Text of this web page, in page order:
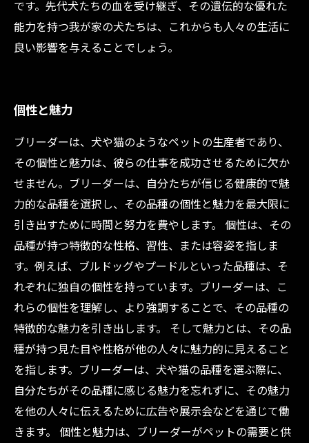
です。先代犬たちの血を受け継ぎ、その遺伝的な優れた
能力を持つ我が家の犬たちは、これからも人々の生活に
良い影響を与えることでしょう。
個性と魅力
ブリーダーは、犬や猫のようなペットの生産者であり、
その個性と魅力は、彼らの仕事を成功させるために欠か
せません。ブリーダーは、自分たちが信じる健康的で魅
力的な品種を選択し、その品種の個性と魅力を最大限に
引き出すために時間と努力を費やします。 個性は、その
品種が持つ特徴的な性格、習性、または容姿を指しま
す。例えば、ブルドッグやプードルといった品種は、そ
れぞれに独自の個性を持っています。ブリーダーは、こ
れらの個性を理解し、より強調することで、その品種の
特徴的な魅力を引き出します。 そして魅力とは、その品
種が持つ見た目や性格が他の人々に魅力的に見えること
を指します。ブリーダーは、犬や猫の品種を選ぶ際に、
自分たちがその品種に感じる魅力を忘れずに、その魅力
を他の人々に伝えるために広告や展示会などを通じて働
きます。 個性と魅力は、ブリーダーがペットの需要と供